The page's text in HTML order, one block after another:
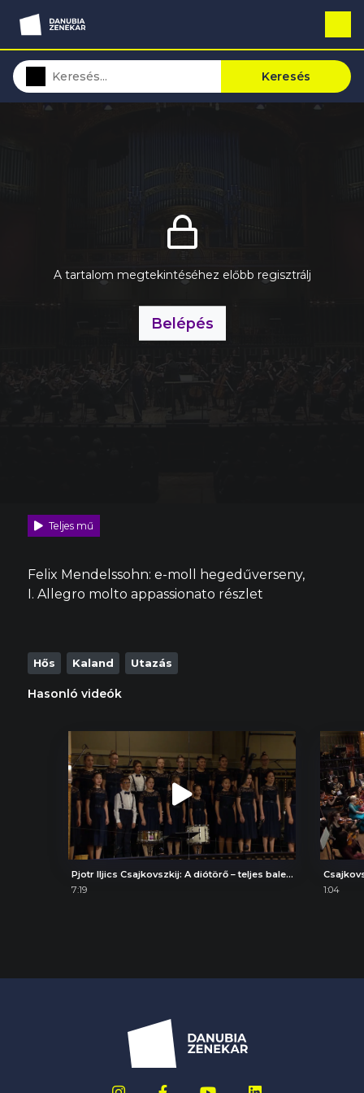
Keresés
A tartalom megtekintéséhez előbb regisztrálj
Belépés
Teljes mű
Felix Mendelssohn: e-moll hegedűverseny,
I. Allegro molto appassionato részlet
Hős Kaland Utazás
Hasonló videók
Pjotr Iljics Csajkovszkij: A diótörő – teljes balettzene, Hópelyhek tánca
7:19
1:04